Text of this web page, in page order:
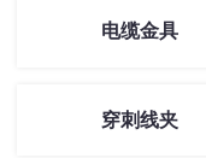
电缆金具
穿刺线夹